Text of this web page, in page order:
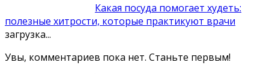
Какая посуда помогает худеть:
полезные хитрости, которые практикуют врачи
загрузка...
Увы, комментариев пока нет. Станьте первым!